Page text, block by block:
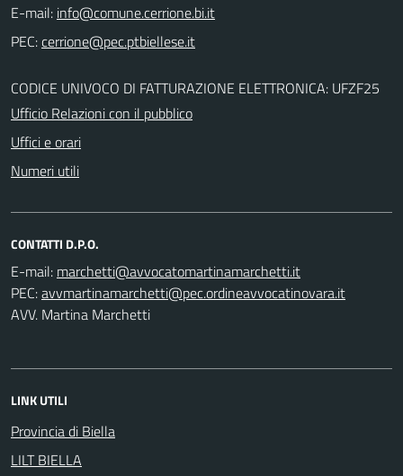
E-mail:
PEC:
CODICE UNIVOCO DI FATTURAZIONE ELETTRONICA: UFZF25
Ufficio Relazioni con il pubblico
Uffici e orari
Numeri utili
CONTATTI D.P.O.
E-mail:
PEC:
AVV. Martina Marchetti
LINK UTILI
Provincia di Biella
LILT BIELLA